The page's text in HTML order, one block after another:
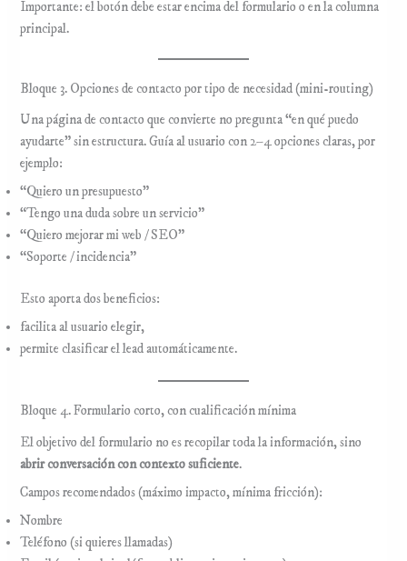
Importante: el botón debe estar encima del formulario o en la columna
principal.
Bloque 3. Opciones de contacto por tipo de necesidad (mini-routing)
Una página de contacto que convierte no pregunta “en qué puedo
ayudarte” sin estructura. Guía al usuario con 2–4 opciones claras, por
ejemplo:
“Quiero un presupuesto”
“Tengo una duda sobre un servicio”
“Quiero mejorar mi web / SEO”
“Soporte / incidencia”
Esto aporta dos beneficios:
facilita al usuario elegir,
permite clasificar el lead automáticamente.
Bloque 4. Formulario corto, con cualificación mínima
El objetivo del formulario no es recopilar toda la información, sino
abrir conversación con contexto suficiente.
Campos recomendados (máximo impacto, mínima fricción):
Nombre
Teléfono (si quieres llamadas)